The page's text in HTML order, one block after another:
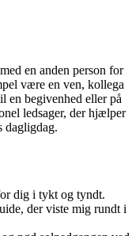
en anden person for
være en ven, kollega
en begivenhed eller på
ledsager, der hjælper
dagligdag.
dig i tykt og tyndt.
der viste mig rundt i